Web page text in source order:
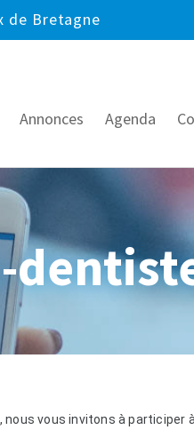
de Bretagne
Annonces Agenda
vous invitons à participer